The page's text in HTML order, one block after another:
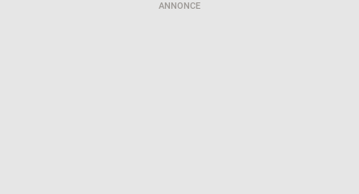
ANNONCE